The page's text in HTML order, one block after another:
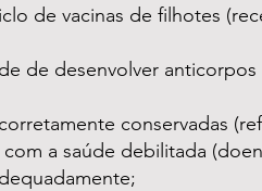
de vacinas de filhotes
de desenvolver anticorpos
conservadas
com a saúde debilitada